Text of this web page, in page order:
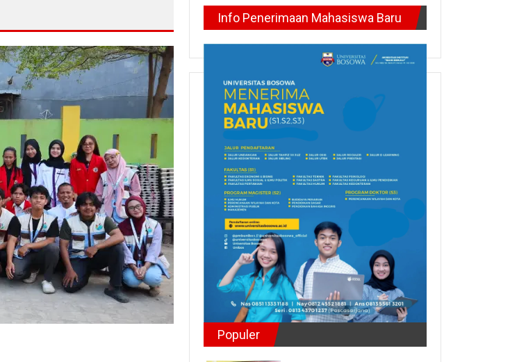
Info Penerimaan Mahasiswa Baru
Populer